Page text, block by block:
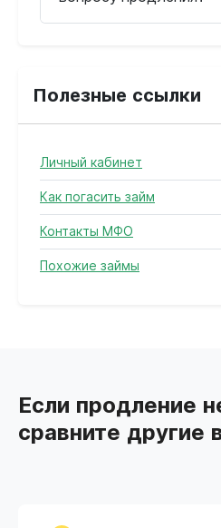
Полезные ссылки
Личный кабинет
Как погасить займ
Контакты МФО
Похожие займы
Если продление
сравните другие